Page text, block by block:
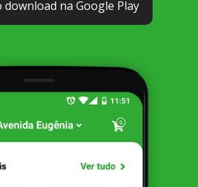
download na Google Play